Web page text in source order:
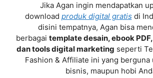
Jika Agan ingin mendapatkan
download produk digital gratis di
disini tempatnya, Agan bisa
berbagai template desain, ebook
dan tools digital marketing seperti
Fashion & Affiliate ini yang berguna
bisnis, maupun hobi